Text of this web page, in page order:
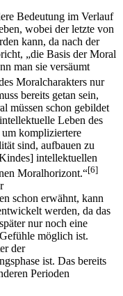
Bedeutung im Verlauf
wobei der letzte von
kann, da nach der
„die Basis der Moral
man sie versäumt
Moralcharakters nur
bereits getan sein,
müssen schon gebildet
Leben des
kompliziertere
sind, aufbauen zu
intellektuellen
Moralhorizont.“[6]
schon erwähnt, kann
werden, da das
nur noch eine
möglich ist.
der
ist. Das bereits
Perioden